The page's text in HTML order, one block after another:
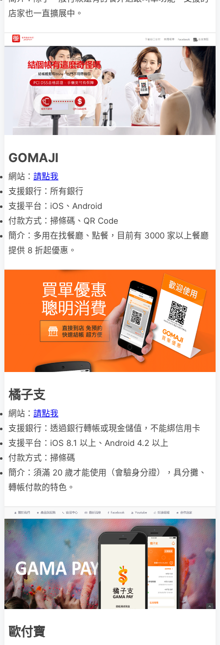
店家也一直擴展中。
GOMAJI
網站： 請點我
支援銀行：所有銀行
支援平台：iOS、Android
付款方式：掃條碼、QR Code
簡介：多用在找餐廳、點餐，目前有 3000 家以上餐廳
提供 8 折起優惠。
橘子支
網站： 請點我
支援銀行：透過銀行轉帳或現金儲值，不能綁信用卡
支援平台：iOS 8.1 以上、Android 4.2 以上
付款方式：掃條碼
簡介：須滿 20 歲才能使用（會驗身分證），具分攤、
轉帳付款的特色。
歐付寶